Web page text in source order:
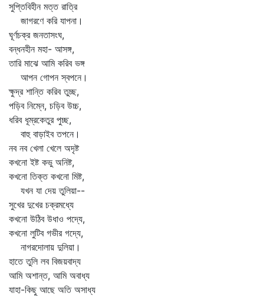
সুপ্তিবিহীন মত্ত রাত্রি
জাগরণে করি যাপনা।
ঘূর্ণচক্র জনতাসংঘ,
বন্ধনহীন মহা- আসঙ্গ,
তারি মাঝে আমি করিব ভঙ্গ
আপন গোপন স্বপনে।
ক্ষুদ্র শান্তি করিব তুচ্ছ,
পড়িব নিম্নে, চড়িব উচ্চ,
ধরিব ধূম্রকেতুর পুচ্ছ,
বাহু বাড়াইব তপনে।
নব নব খেলা খেলে অদৃষ্ট
কখনো ইষ্ট কভু অনিষ্ট,
কখনো তিক্ত কখনো মিষ্ট,
যখন যা দেয় তুলিয়া--
সুখের দুখের চক্রমধ্যে
কখনো উঠিব উধাও পদ্যে,
কখনো লুটিব গভীর গদ্যে,
নাগরদোলায় দুলিয়া।
হাতে তুলি লব বিজয়বাদ্য
আমি অশান্ত, আমি অবাধ্য
যাহা-কিছু আছে অতি অসাধ্য